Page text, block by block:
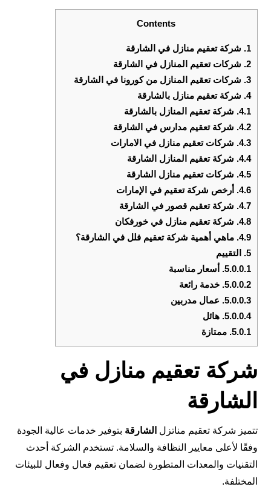
Contents
1. شركة تعقيم منازل في الشارقة
2. شركات تعقيم المنازل في الشارقة
3. شركات تعقيم المنازل من كورونا في الشارقة
4. شركة تعقيم منازل بالشارقة
4.1. شركة تعقيم المنازل بالشارقة
4.2. شركة تعقيم مدارس في الشارقة
4.3. شركات تعقيم منازل في الامارات
4.4. شركة تعقيم المنازل الشارقة
4.5. شركات تعقيم منازل الشارقة
4.6. أرخص شركة تعقيم في الإمارات
4.7. شركة تعقيم قصور في الشارقة
4.8. شركة تعقيم منازل في خورفكان
4.9. ماهي أهمية شركة تعقيم فلل في الشارقة؟
5.
التقييم
5.0.0.1. أسعار مناسبة
5.0.0.2. خدمة رائعة
5.0.0.3. عمال مدربين
5.0.0.4. هائل
5.0.1. ممتازة
شركة تعقيم منازل في
الشارقة
تتميز شركة تعقيم مناتزل الشارقة بتوفير خدمات عالية الجودة
وفقًا لأعلى معايير النظافة والسلامة. تستخدم الشركة أحدث
التقنيات والمعدات المتطورة لضمان تعقيم فعال وفعال للبيئات
المختلفة.